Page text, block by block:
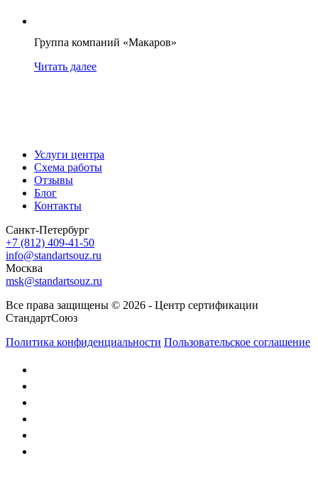
Группа компаний «Макаров»
Читать далее
Услуги центра
Схема работы
Отзывы
Блог
Контакты
Санкт-Петербург
+7 (812) 409-41-50
info@standartsouz.ru
Москва
msk@standartsouz.ru
Все права защищены © 2026 - Центр сертификации
СтандартСоюз
Политика конфиденциальности Пользовательское соглашение